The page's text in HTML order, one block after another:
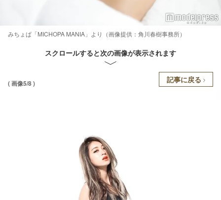
みちょぱ「MICHOPA MANIA」より（画像提供：角川春樹事務所）
スクロールすると次の画像が表示されます
( 画像5/8 ) 記事に戻る